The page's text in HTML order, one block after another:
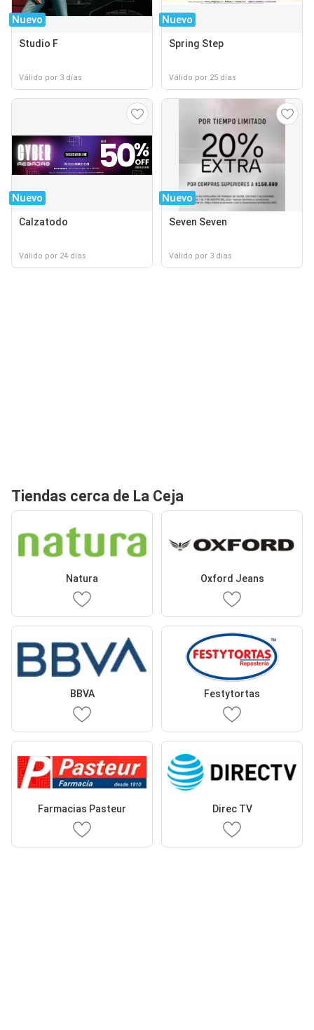
Nuevo
Studio F
Válido por 3 días
Nuevo
Spring Step
Válido por 25 días
Nuevo
Calzatodo
Válido por 24 días
Nuevo
Seven Seven
Válido por 3 días
Tiendas cerca de La Ceja
Natura Oxford Jeans
BBVA Festytortas
Farmacias Pasteur Direc TV